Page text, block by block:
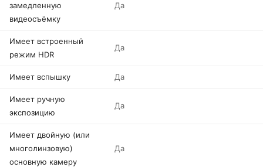
замедленную
видеосъёмку
Да
Имеет встроенный
режим HDR
Да
Имеет вспышку Да
Имеет ручную
экспозицию
Да
Имеет двойную (или
многолинзовую)
основную камеру
Да